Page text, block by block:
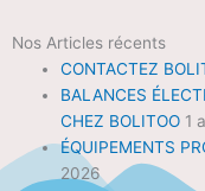
Nos Articles récents
CONTACTEZ
BALANCES
CHEZ BOLITOO 1
ÉQUIPEMENTS
2026